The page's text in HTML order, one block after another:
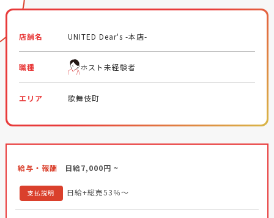
店舗名 UNITED Dear's -本店-
職種 ホスト未経験者
エリア 歌舞伎町
給与・報酬 日給7,000円 ~
支払説明 日給+総売53％～